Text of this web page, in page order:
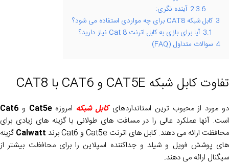
2.3.6 آینده نگری:
3 کابل شبکه CAT8 برای چه مواردی استفاده می شود؟
3.1 آیا برای بازی به کابل اترنت Cat 8 نیاز دارید؟
4 سوالات متداول (FAQ)
تفاوت کابل شبکه CAT5E و CAT6 با CAT8
دو مورد از محبوب ترین استانداردهایکابل شبکه امروزهCat5e و Cat6
است. آنها عملکرد عالی را در مسافت های طولانی با گزینه های زیادی برای
محافظت ارائه می دهند. کابل های اترنت Cat5e و Cat6 برند
Calwattگزینه
های پوشش فویل و شیلد و جداکننده اسپلاین را برای محافظت بیشتر از
سیگنال ارائه می دهند.